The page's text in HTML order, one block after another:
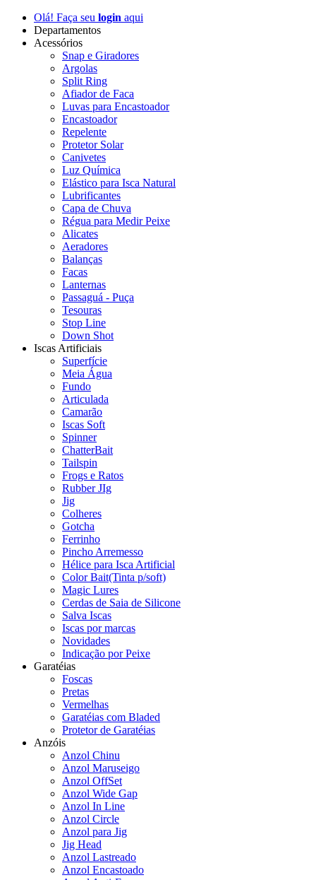
Olá! Faça seu login aqui
Departamentos
Acessórios
Snap e Giradores
Argolas
Split Ring
Afiador de Faca
Luvas para Encastoador
Encastoador
Repelente
Protetor Solar
Canivetes
Luz Química
Elástico para Isca Natural
Lubrificantes
Capa de Chuva
Régua para Medir Peixe
Alicates
Aeradores
Balanças
Facas
Lanternas
Passaguá - Puça
Tesouras
Stop Line
Down Shot
Iscas Artificiais
Superfície
Meia Água
Fundo
Articulada
Camarão
Iscas Soft
Spinner
ChatterBait
Tailspin
Frogs e Ratos
Rubber JIg
Jig
Colheres
Gotcha
Ferrinho
Pincho Arremesso
Hélice para Isca Artificial
Color Bait(Tinta p/soft)
Magic Lures
Cerdas de Saia de Silicone
Salva Iscas
Iscas por marcas
Novidades
Indicação por Peixe
Garatéias
Foscas
Pretas
Vermelhas
Garatéias com Bladed
Protetor de Garatéias
Anzóis
Anzol Chinu
Anzol Maruseigo
Anzol OffSet
Anzol Wide Gap
Anzol In Line
Anzol Circle
Anzol para Jig
Jig Head
Anzol Lastreado
Anzol Encastoado